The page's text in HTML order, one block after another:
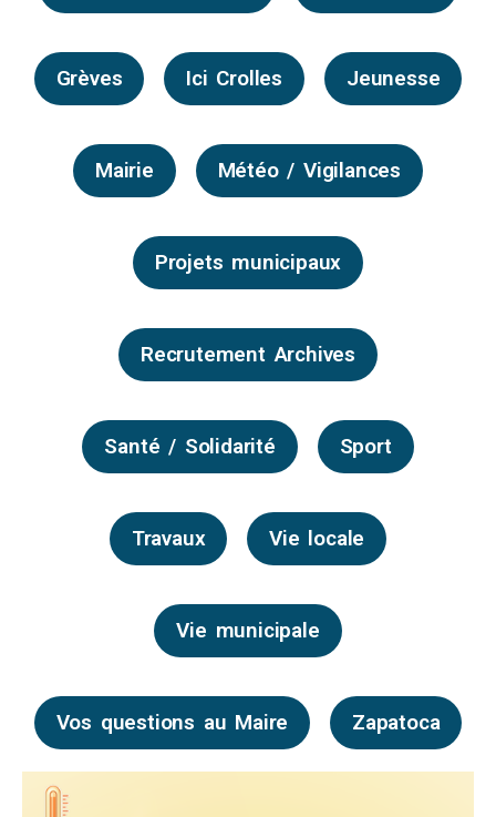
Grèves Ici Crolles Jeunesse
Mairie Météo / Vigilances
Projets municipaux
Recrutement Archives
Santé / Solidarité Sport
Travaux Vie locale
Vie municipale
Vos questions au Maire Zapatoca